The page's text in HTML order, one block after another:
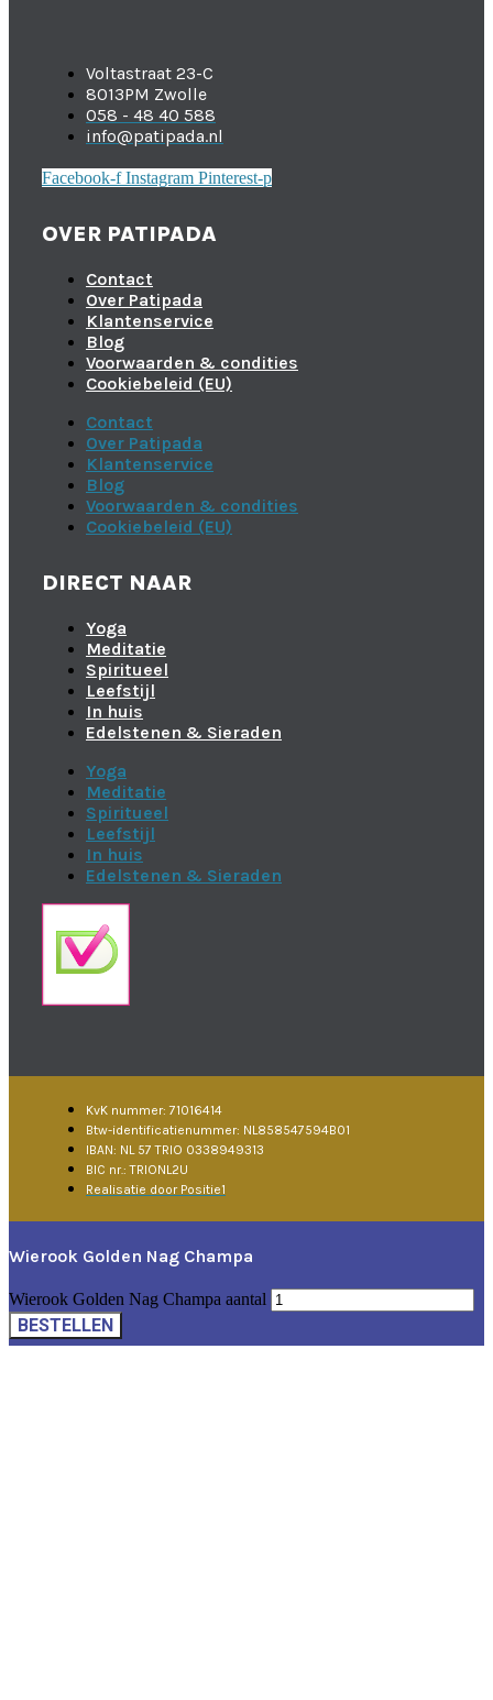
Voltastraat 23-C
8013PM Zwolle
058 - 48 40 588
info@patipada.nl
Facebook-f Instagram Pinterest-p
OVER PATIPADA
Contact
Over Patipada
Klantenservice
Blog
Voorwaarden & condities
Cookiebeleid (EU)
Contact
Over Patipada
Klantenservice
Blog
Voorwaarden & condities
Cookiebeleid (EU)
DIRECT NAAR
Yoga
Meditatie
Spiritueel
Leefstijl
In huis
Edelstenen & Sieraden
Yoga
Meditatie
Spiritueel
Leefstijl
In huis
Edelstenen & Sieraden
KvK nummer: 71016414
Btw-identificatienummer: NL858547594B01
IBAN: NL 57 TRIO 0338949313
BIC nr.: TRIONL2U
Realisatie door Positie1
Wierook Golden Nag Champa
Wierook Golden Nag Champa aantal
BESTELLEN